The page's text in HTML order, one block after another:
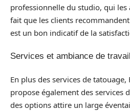
professionnelle du studio, qui les
fait que les clients
est un bon indicatif de la
Services et ambiance de travail
En plus des services de
propose également des services
des options attire un large